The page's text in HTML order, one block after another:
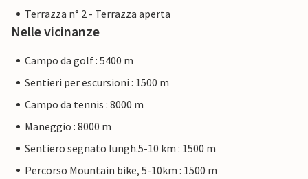
Terrazza n° 2 - Terrazza aperta
Nelle vicinanze
Campo da golf : 5400 m
Sentieri per escursioni : 1500 m
Campo da tennis : 8000 m
Maneggio : 8000 m
Sentiero segnato lungh.5-10 km : 1500 m
Percorso Mountain bike, 5-10km : 1500 m